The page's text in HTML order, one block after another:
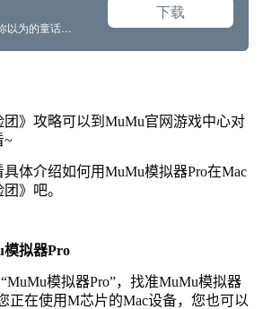
团》攻略可以到MuMu官网游戏中心对
~
体介绍如何用MuMu模拟器Pro在Mac
》吧。
拟器Pro
模拟器Pro”，找准MuMu模拟器
正在使用M芯片的Mac设备，您也可以